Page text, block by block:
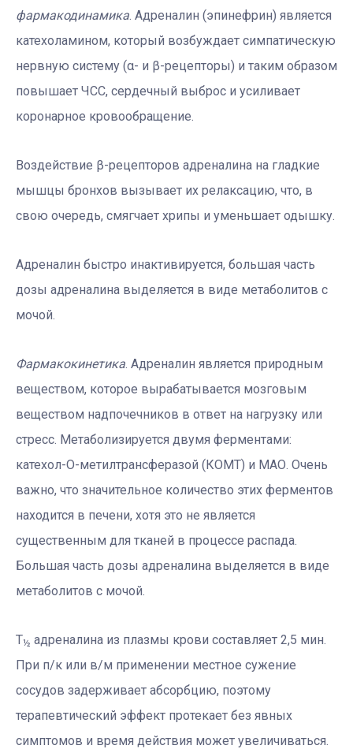
фармакодинамика . Адреналин (эпинефрин) является
катехоламином, который возбуждает симпатическую
нервную систему (α- и β-рецепторы) и таким образом
повышает ЧСС, сердечный выброс и усиливает
коронарное кровообращение.
Воздействие β-рецепторов адреналина на гладкие
мышцы бронхов вызывает их релаксацию, что, в
свою очередь, смягчает хрипы и уменьшает одышку.
Адреналин быстро инактивируется, большая часть
дозы адреналина выделяется в виде метаболитов с
мочой.
Фармакокинетика . Адреналин является природным
веществом, которое вырабатывается мозговым
веществом надпочечников в ответ на нагрузку или
стресс. Метаболизируется двумя ферментами:
катехол-О-метилтрансферазой (КОМТ) и МАО. Очень
важно, что значительное количество этих ферментов
находится в печени, хотя это не является
существенным для тканей в процессе распада.
Большая часть дозы адреналина выделяется в виде
метаболитов с мочой.
T½ адреналина из плазмы крови составляет 2,5 мин.
При п/к или в/м применении местное сужение
сосудов задерживает абсорбцию, поэтому
терапевтический эффект протекает без явных
симптомов и время действия может увеличиваться.